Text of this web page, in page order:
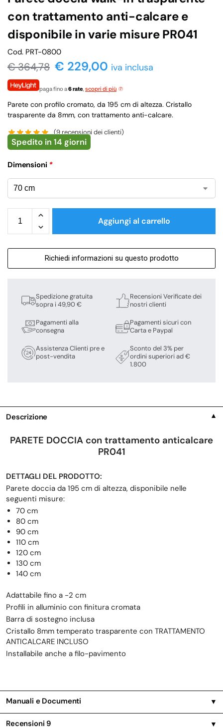
con trattamento anti-calcare e
disponibile in varie misure PR041
Cod. PRT-0800
€364,78 € 229,00 iva inclusa
paga fino a6 rate, scopri di più
Parete con profilo cromato, da 195 cm di altezza. Cristallo
trasparente da 8mm, con trattamento anti-calcare.
(9recensioni dei clienti)
Spedito in 14 giorni
Dimensioni *
Aggiungi al carrello
Richiedi informazioni su questo prodotto
Spedizione gratuita
sopra i 49,90 €
Pagamenti alla
consegna
Assistenza Clienti pre e
post-vendita
Recensioni Verificate dei
nostri clienti
Pagamenti sicuri con
Carta e Paypal
Sconto del 3% per
ordini superiori ad €
1.800
Descrizione ▼
PARETE DOCCIA con trattamento anticalcare
PR041
DETTAGLI DEL PRODOTTO:
Parete doccia da 195 cm di altezza, disponibile nelle
seguenti misure:
70 cm
80 cm
90 cm
110 cm
120 cm
130 cm
140 cm
Adattabile fino a -2 cm
Profili in alluminio con finitura cromata
Barra di sostegno inclusa
Cristallo 8mm temperato trasparente con TRATTAMENTO
ANTICALCARE INCLUSO
Installabile anche a filo-pavimento
Manuali e Documenti ▼
Recensioni 9 ▼